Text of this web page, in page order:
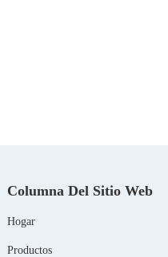
Columna Del Sitio Web
Hogar
Productos